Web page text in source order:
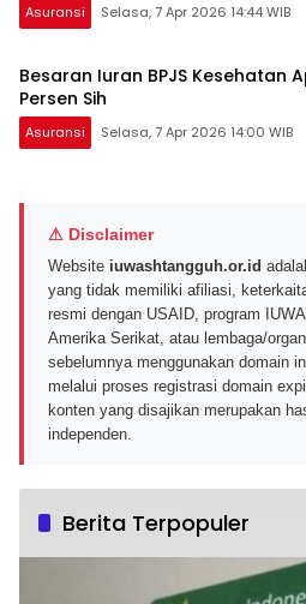
Asuransi Selasa, 7 Apr 2026 14:44 WIB
Besaran Iuran BPJS Kesehatan
Persen Sih
Asuransi Selasa, 7 Apr 2026 14:00 WIB
⚠ Disclaimer
Website iuwashtangguh.or.id
yang tidak memiliki afiliasi,
resmi dengan USAID, program
Amerika Serikat, atau lembaga/
sebelumnya menggunakan domain
melalui proses registrasi domain
konten yang disajikan merupakan
independen.
Berita Terpopuler